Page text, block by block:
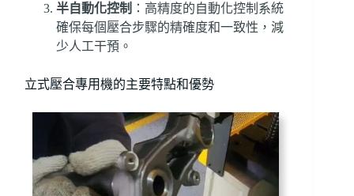
半自動化控制 ：高精度的自動化控制系統
確保每個壓合步驟的精確度和一致性，減
少人工干預。
立式壓合專用機的主要特點和優勢